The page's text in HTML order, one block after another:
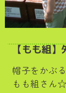
【もも組】
帽子をかぶ
もも組さん☆